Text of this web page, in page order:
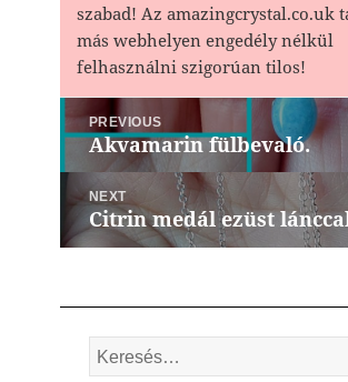
szabad! Az amazingcrystal.co.uk
más webhelyen engedély nélkül
felhasználni szigorúan tilos!
navigáció
PREVIOUS
Previous
post:
Akvamarin fülbevaló.
NEXT
Next
post:
Citrin medál ezüst
Keresés: